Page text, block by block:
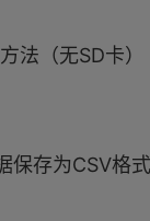
法（无SD卡）
存为CSV格式（